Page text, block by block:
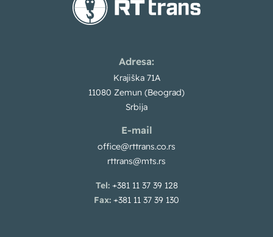
Adresa:
Krajiška 71A
11080 Zemun (Beograd)
Srbija
E-mail
office@rttrans.co.rs
rttrans@mts.rs
Tel:+381 11 37 39 128
Fax: +381 11 37 39 130